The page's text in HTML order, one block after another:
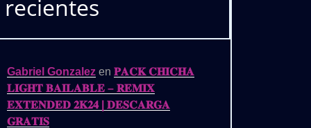
recientes
Gabriel Gonzalez en 𝐏𝐀𝐂𝐊 𝐂𝐇𝐈𝐂𝐇𝐀
𝐋𝐈𝐆𝐇𝐓 𝐁𝐀𝐈𝐋𝐀𝐁𝐋𝐄 – 𝐑𝐄𝐌𝐈𝐗
𝐄𝐗𝐓𝐄𝐍𝐃𝐄𝐃 𝟐𝐊𝟐𝟒 | 𝐃𝐄𝐒𝐂𝐀𝐑𝐆𝐀
𝐆𝐑𝐀𝐓𝐈𝐒